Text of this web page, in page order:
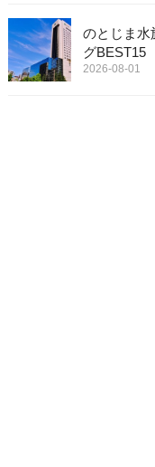
のとじま水
グBEST15
2026-08-01